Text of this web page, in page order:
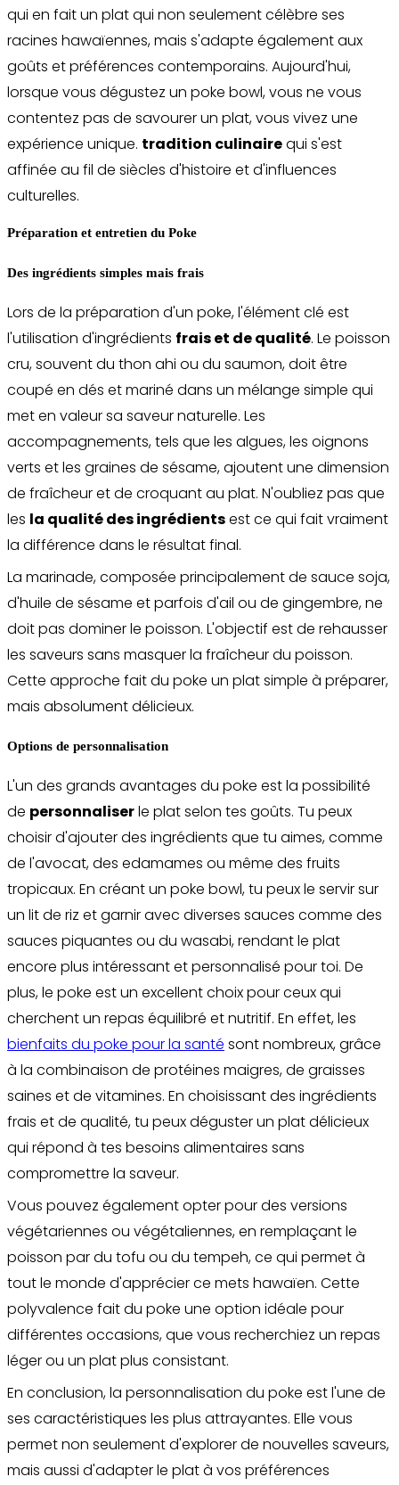
qui en fait un plat qui non seulement célèbre ses
racines hawaïennes, mais s'adapte également aux
goûts et préférences contemporains. Aujourd'hui,
lorsque vous dégustez un poke bowl, vous ne vous
contentez pas de savourer un plat, vous vivez une
expérience unique. tradition culinairequi s'est
affinée au fil de siècles d'histoire et d'influences
culturelles.
Préparation et entretien du Poke
Des ingrédients simples mais frais
Lors de la préparation d'un poke, l'élément clé est
l'utilisation d'ingrédients frais et de qualité. Le poisson
cru, souvent du thon ahi ou du saumon, doit être
coupé en dés et mariné dans un mélange simple qui
met en valeur sa saveur naturelle. Les
accompagnements, tels que les algues, les oignons
verts et les graines de sésame, ajoutent une dimension
de fraîcheur et de croquant au plat. N'oubliez pas que
les la qualité des ingrédientsest ce qui fait vraiment
la différence dans le résultat final.
La marinade, composée principalement de sauce soja,
d'huile de sésame et parfois d'ail ou de gingembre, ne
doit pas dominer le poisson. L'objectif est de rehausser
les saveurs sans masquer la fraîcheur du poisson.
Cette approche fait du poke un plat simple à préparer,
mais absolument délicieux.
Options de personnalisation
L'un des grands avantages du poke est la possibilité
de personnaliserle plat selon tes goûts. Tu peux
choisir d'ajouter des ingrédients que tu aimes, comme
de l'avocat, des edamames ou même des fruits
tropicaux. En créant un poke bowl, tu peux le servir sur
un lit de riz et garnir avec diverses sauces comme des
sauces piquantes ou du wasabi, rendant le plat
encore plus intéressant et personnalisé pour toi. De
plus, le poke est un excellent choix pour ceux qui
cherchent un repas équilibré et nutritif. En effet, les
bienfaits du poke pour la santé sont nombreux, grâce
à la combinaison de protéines maigres, de graisses
saines et de vitamines. En choisissant des ingrédients
frais et de qualité, tu peux déguster un plat délicieux
qui répond à tes besoins alimentaires sans
compromettre la saveur.
Vous pouvez également opter pour des versions
végétariennes ou végétaliennes, en remplaçant le
poisson par du tofu ou du tempeh, ce qui permet à
tout le monde d'apprécier ce mets hawaïen. Cette
polyvalence fait du poke une option idéale pour
différentes occasions, que vous recherchiez un repas
léger ou un plat plus consistant.
En conclusion, la personnalisation du poke est l'une de
ses caractéristiques les plus attrayantes. Elle vous
permet non seulement d'explorer de nouvelles saveurs,
mais aussi d'adapter le plat à vos préférences